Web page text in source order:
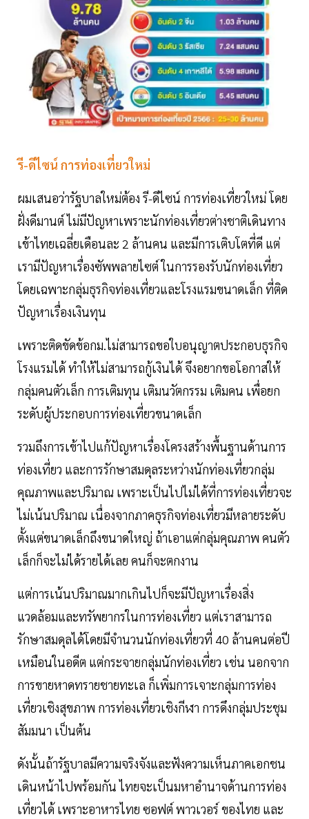
รี-ดีไซน์ การท่องเที่ยวใหม่
ผมเสนอว่ารัฐบาลใหม่ต้อง รี-ดีไซน์ การท่องเที่ยวใหม่ โดย
ฝั่งดีมานต์ ไม่มีปัญหาเพราะนักท่องเที่ยวต่างชาติเดินทาง
เข้าไทยเฉลี่ยเดือนละ 2 ล้านคน และมีการเติบโตที่ดี แต่
เรามีปัญหาเรื่องซัพพลายไซต์ ในการรองรับนักท่องเที่ยว
โดยเฉพาะกลุ่มธุรกิจท่องเที่ยวและโรงแรมขนาดเล็ก ที่ติด
ปัญหาเรื่องเงินทุน
เพราะติดขัดข้อกม.ไม่สามารถขอใบอนุญาตประกอบธุรกิจ
โรงแรมได้ ทำให้ไม่สามารถกู้เงินได้ จึงอยากขอโอกาสให้
กลุ่มคนตัวเล็ก การเติมทุน เติมนวัตกรรม เติมคน เพื่อยก
ระดับผู้ประกอบการท่องเที่ยวขนาดเล็ก
รวมถึงการเข้าไปแก้ปัญหาเรื่องโครงสร้างพื้นฐานด้านการ
ท่องเที่ยว และการรักษาสมดุลระหว่างนักท่องเที่ยวกลุ่ม
คุณภาพและปริมาณ เพราะเป็นไปไม่ได้ที่การท่องเที่ยวจะ
ไม่เน้นปริมาณ เนื่องจากภาคธุรกิจท่องเที่ยวมีหลายระดับ
ตั้งแต่ขนาดเล็กถึงขนาดใหญ่ ถ้าเอาแต่กลุ่มคุณภาพ คนตัว
เล็กก็จะไม่ได้รายได้เลย คนก็จะตกงาน
แต่การเน้นปริมาณมากเกินไปก็จะมีปัญหาเรื่องสิ่ง
แวดล้อมและทรัพยากรในการท่องเที่ยว แต่เราสามารถ
รักษาสมดุลได้โดยมีจำนวนนักท่องเที่ยวที่ 40 ล้านคนต่อปี
เหมือนในอดีต แต่กระจายกลุ่มนักท่องเที่ยว เช่น นอกจาก
การขายหาดทรายชายทะเล ก็เพิ่มการเจาะกลุ่มการท่อง
เที่ยวเชิงสุขภาพ การท่องเที่ยวเชิงกีฬา การดึงกลุ่มประชุม
สัมมนา เป็นต้น
ดังนั้นถ้ารัฐบาลมีความจริงจังและฟังความเห็นภาคเอกชน
เดินหน้าไปพร้อมกัน ไทยจะเป็นมหาอำนาจด้านการท่อง
เที่ยวได้ เพราะอาหารไทย ซอฟต์ พาวเวอร์ ของไทย และ